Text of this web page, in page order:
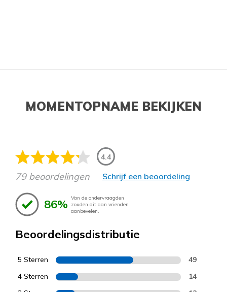
MOMENTOPNAME BEKIJKEN
4.4
79 beoordelingen Schrijf een beoordeling
86% Van de ondervraagden
zouden dit aan vrienden
aanbevelen.
Beoordelingsdistributie
5 Sterren 49
4 Sterren 14